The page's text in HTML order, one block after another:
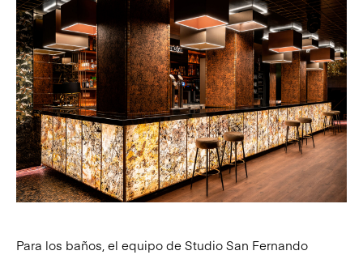
Para los baños, el equipo de Studio San Fernando